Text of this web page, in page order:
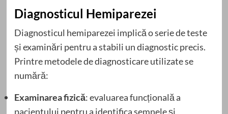
Diagnosticul Hemiparezei
Diagnosticul hemiparezei implică o serie de teste
și examinări pentru a stabili un diagnostic precis.
Printre metodele de diagnosticare utilizate se
numără:
Examinarea fizică: evaluarea funcțională a
pacientului pentru a identifica semnele și